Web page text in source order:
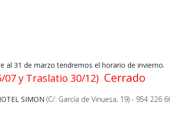
de marzo tendremos el horario de invierno.
y Traslatio 30/12) Cerrado
SIMON (C/: García de Vinuesa, 19) - 954 226